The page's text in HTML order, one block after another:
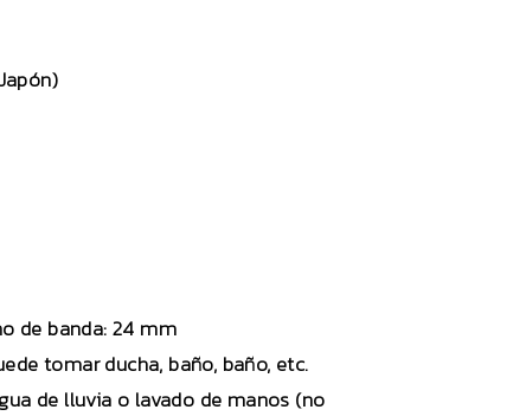
de banda: 24 mm
tomar ducha, baño, baño, etc.
de lluvia o lavado de manos (no